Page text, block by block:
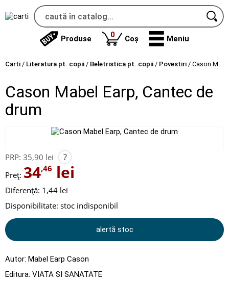
Produse 0produse
Coș Meniu
Carti / Literatura pt. copii / Beletristica pt. copii / Povestiri / Cason Mabel Earp, Cantec de drum
Cason Mabel Earp, Cantec de
drum
PRP: 35,90 lei ?
Preț: 34,46 lei
Diferență: 1,44 lei
Disponibilitate: stoc indisponibil
alertă stoc
Autor: Mabel Earp Cason
Editura: VIATA SI SANATATE